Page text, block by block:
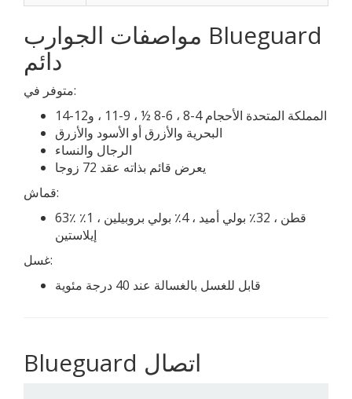
مواصفات الجوارب Blueguard
دائم
متوفر في:
المملكة المتحدة الأحجام 4-8 ، 6-8 ½ ، 9-11 ، و12-14
البحرية والأزرق أو الأسود والأزرق
الرجال والنساء
يعرض قائم بذاته عقد 72 زوجا
قماش:
63٪ قطن ، 32٪ بولي أميد ، 4٪ بولي بروبيلين ، 1٪
إيلاستين
غسل:
قابل للغسل بالغسالة عند 40 درجة مئوية
Blueguard اتصال